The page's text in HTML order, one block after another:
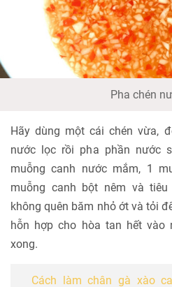
Pha chén
Hãy dùng một cái chén vừa,
nước lọc rồi pha phần nước
muỗng canh nước mắm, 1
muỗng canh bột nêm và
không quên băm nhỏ ớt và tỏi
hỗn hợp cho hòa tan hết vào
xong.
Cách làm chân gà xào